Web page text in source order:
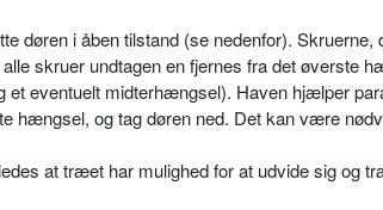
døren i åben tilstand (se nedenfor). Skruerne,
skruer undtagen en fjernes fra det øverste
eventuelt midterhængsel). Haven hjælper
hængsel, og tag døren ned. Det kan være
at træet har mulighed for at udvide sig og